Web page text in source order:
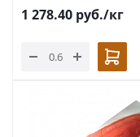
1 278.40 руб./кг